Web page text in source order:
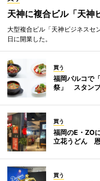
天神に複合ビル「天神
大型複合ビル「天神ビジネスセ
日に開業した。
買う
福岡パルコで
祭」 スタン
買う
福岡のE・ZO
立花うどん 恩
買う